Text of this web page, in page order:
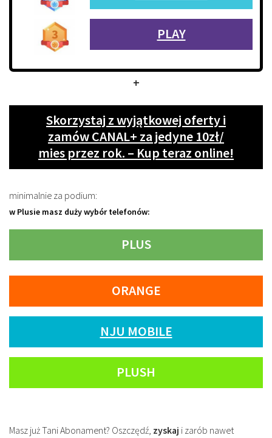
PLAY
+
Skorzystaj z wyjątkowej oferty i
zamów CANAL+ za jedyne 10zł/
mies przez rok. – Kup teraz online!
minimalnie za podium:
w Plusie masz duży wybór telefonów:
PLUS
ORANGE
NJU MOBILE
PLUSH
Masz już Tani Abonament? Oszczędź, zyskaj i zarób nawet